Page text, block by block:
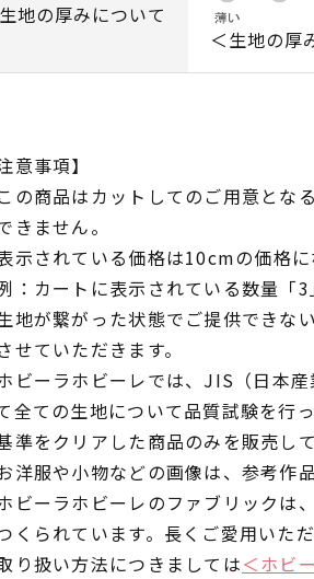
生地の厚みについて
＜生地の厚
意事項】
の商品はカットしてのご用意とな
きません。
示されている価格は10cmの価格に
例：カートに表示されている数量「3
地が繋がった状態でご提供できな
せていただきます。
ビーラホビーレでは、JIS（日本
全ての生地について品質試験を行
準をクリアした商品のみを販売して
洋服や小物などの画像は、参考作品
ビーラホビーレのファブリックは
くられています。長くご愛用いた
り扱い方法につきましては＜ホビ